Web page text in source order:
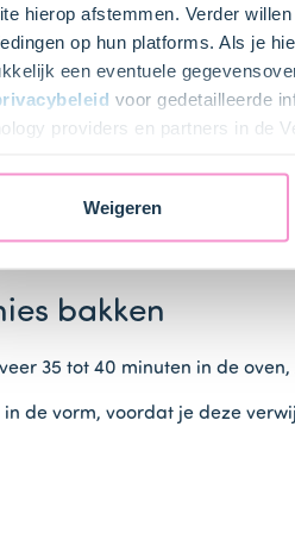
hierop afstemmen. Verder
op hun platforms. Als je
een eventuele
voor gedetailleerde
providers en partners in de
Weigeren
een beslagkom. Voeg debakmix
stukken en verdeel de
bakken
35 tot 40 minuten in de
de vorm, voordat je deze